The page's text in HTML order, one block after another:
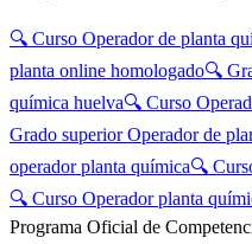
🔍 Curso Operador de planta
planta online homologado🔍
química huelva🔍 Curso
Grado superior Operador de
operador planta química🔍
🔍 Curso Operador planta
Programa Oficial de